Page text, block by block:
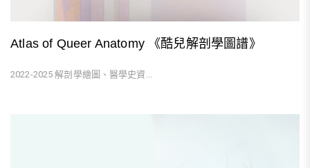
Atlas of Queer Anatomy 《酷兒解剖學圖譜》
2022-2025 解剖學繪圖、醫學史資...